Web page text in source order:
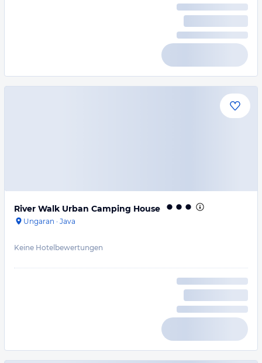
River Walk Urban Camping House
Ungaran · Java
Keine Hotelbewertungen